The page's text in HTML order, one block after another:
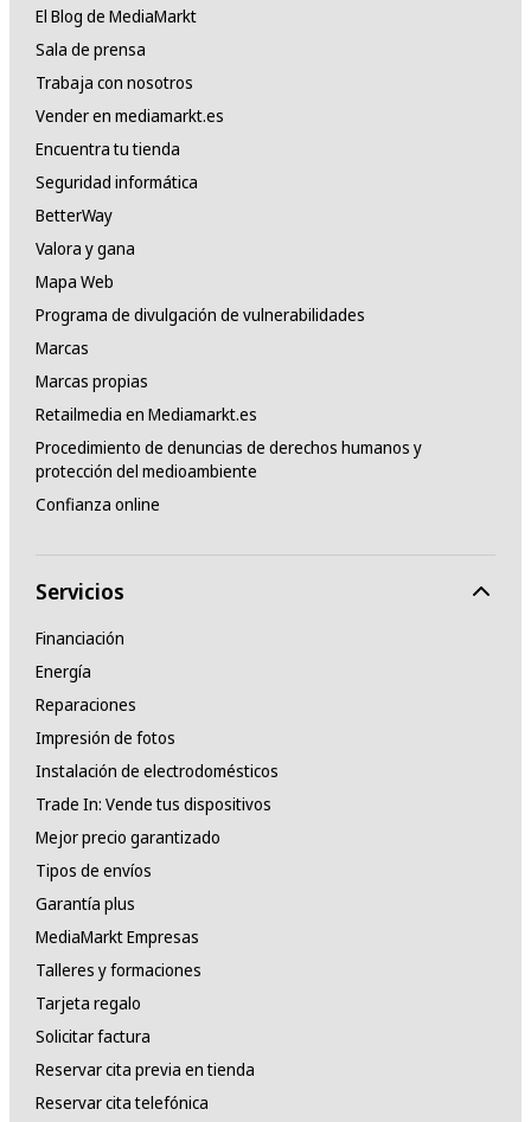
El Blog de MediaMarkt
Sala de prensa
Trabaja con nosotros
Vender en mediamarkt.es
Encuentra tu tienda
Seguridad informática
BetterWay
Valora y gana
Mapa Web
Programa de divulgación de vulnerabilidades
Marcas
Marcas propias
Retailmedia en Mediamarkt.es
Procedimiento de denuncias de derechos humanos y
protección del medioambiente
Confianza online
Servicios
Financiación
Energía
Reparaciones
Impresión de fotos
Instalación de electrodomésticos
Trade In: Vende tus dispositivos
Mejor precio garantizado
Tipos de envíos
Garantía plus
MediaMarkt Empresas
Talleres y formaciones
Tarjeta regalo
Solicitar factura
Reservar cita previa en tienda
Reservar cita telefónica